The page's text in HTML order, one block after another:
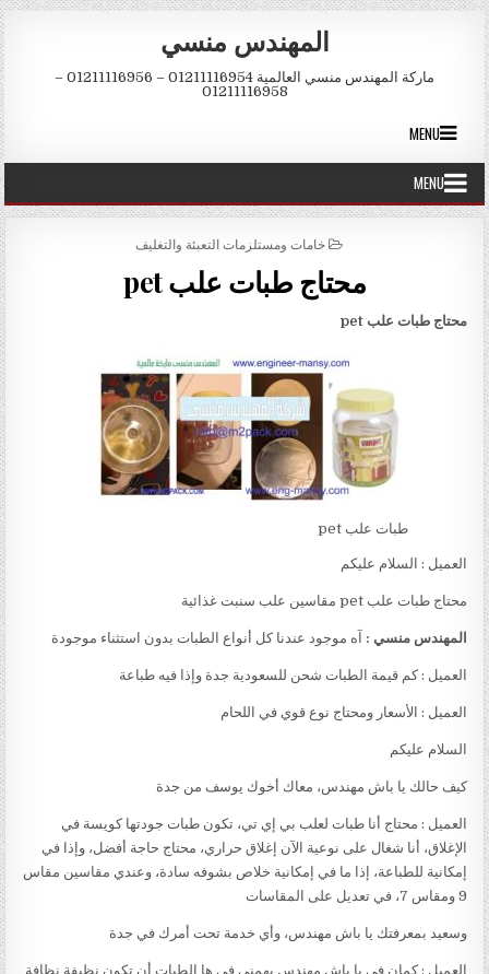
Skip to content
المهندس منسي
ماركة المهندس منسي العالمية 01211116954 – 01211116956 –
01211116958
MENU
MENU
POSTED IN
خامات ومستلزمات التعبئة والتغليف
محتاج طبات علب pet
محتاج طبات علبpet
طبات علب pet
العميل : السلام عليكم
محتاج طبات علب pet مقاسين علب سنبت غذائية
المهندس منسي : آه موجود عندنا كل أنواع الطبات بدون استثناء موجودة
العميل : كم قيمة الطبات شحن للسعودية جدة وإذا فيه طباعة
العميل : الأسعار ومحتاج نوع قوي في اللحام
السلام عليكم
كيف حالك يا باش مهندس، معاك أخوك يوسف من جدة
العميل : محتاج أنا طبات لعلب بي إي تي، تكون طبات جودتها كويسة في
الإغلاق، أنا شغال على نوعية الآن إغلاق حراري، محتاج حاجة أفضل، وإذا في
إمكانية للطباعة، إذا ما في إمكانية خلاص بشوفه سادة، وعندي مقاسين مقاس
9 ومقاس 7، في تعديل على المقاسات
وسعيد بمعرفتك يا باش مهندس، وأي خدمة تحت أمرك في جدة
العميل : كمان في يا باش مهندس يهمني في ها الطبات أن تكون نظيفة نظافة